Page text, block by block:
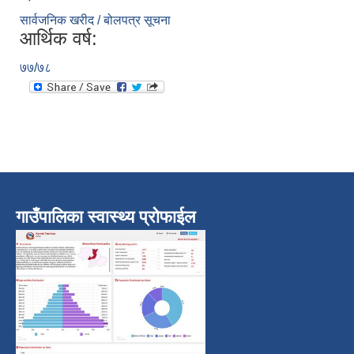
सार्वजनिक खरीद / बोलपत्र सूचना
आर्थिक वर्ष:
७७/७८
गाउँपालिका स्वास्थ्य प्रोफाईल